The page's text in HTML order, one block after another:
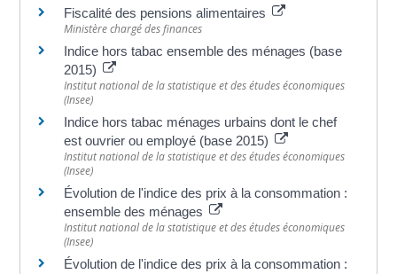
Fiscalité des pensions alimentaires
Ministère chargé des finances
Indice hors tabac ensemble des ménages (base
2015)
Institut national de la statistique et des études économiques
(Insee)
Indice hors tabac ménages urbains dont le chef
est ouvrier ou employé (base 2015)
Institut national de la statistique et des études économiques
(Insee)
Évolution de l'indice des prix à la consommation :
ensemble des ménages
Institut national de la statistique et des études économiques
(Insee)
Évolution de l'indice des prix à la consommation :